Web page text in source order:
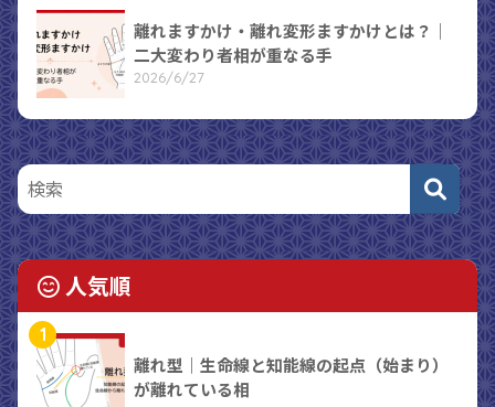
離れますかけ・離れ変形ますかけとは？｜
二大変わり者相が重なる手
2026/6/27
人気順
1
離れ型｜生命線と知能線の起点（始まり）
が離れている相